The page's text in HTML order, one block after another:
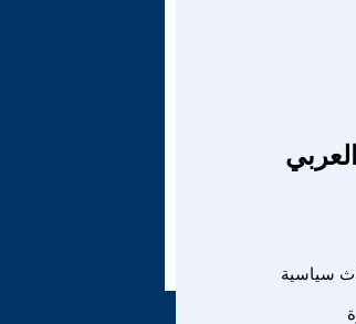
سياسية